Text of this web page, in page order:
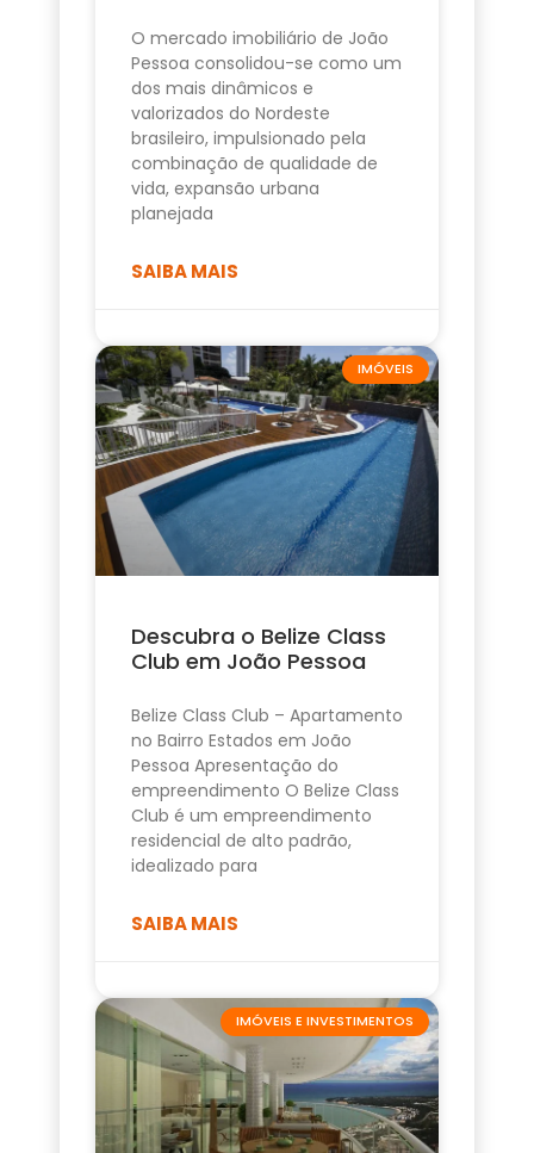
O mercado imobiliário de João
Pessoa consolidou-se como um
dos mais dinâmicos e
valorizados do Nordeste
brasileiro, impulsionado pela
combinação de qualidade de
vida, expansão urbana
planejada
SAIBA MAIS
IMÓVEIS
Descubra o Belize Class
Club em João Pessoa
Belize Class Club – Apartamento
no Bairro Estados em João
Pessoa Apresentação do
empreendimento O Belize Class
Club é um empreendimento
residencial de alto padrão,
idealizado para
SAIBA MAIS
IMÓVEIS E INVESTIMENTOS